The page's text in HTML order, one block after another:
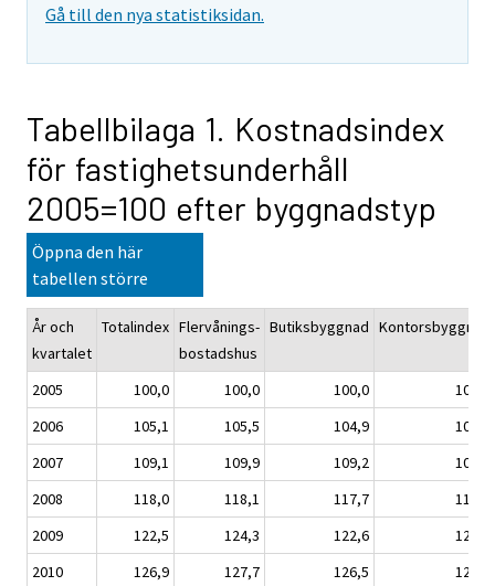
Gå till den nya statistiksidan.
Tabellbilaga 1. Kostnadsindex
för fastighetsunderhåll
2005=100 efter byggnadstyp
Öppna den här
tabellen större
År och
kvartalet
Totalindex Flervånings-
bostadshus
Butiksbyggnad Kontorsbyggnad
2005 100,0 100,0 100,0
100,0
2006
105,1 105,5 104,9
104,8
2007
109,1 109,9 109,2
109,0
2008
118,0 118,1 117,7
117,1
2009
122,5 124,3 122,6
122,6
2010
126,9 127,7 126,5
126,1